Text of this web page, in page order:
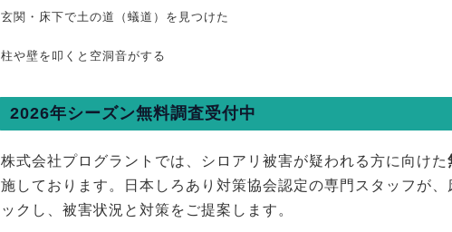
玄関・床下で土の道（蟻道）を見つけた
柱や壁を叩くと空洞音がする
2026年シーズン無料調査受付中
株式会社プログラントでは、シロアリ被害が疑われる方に向けた
施しております。日本しろあり対策協会認定の専門スタッフが、
ックし、被害状況と対策をご提案します。